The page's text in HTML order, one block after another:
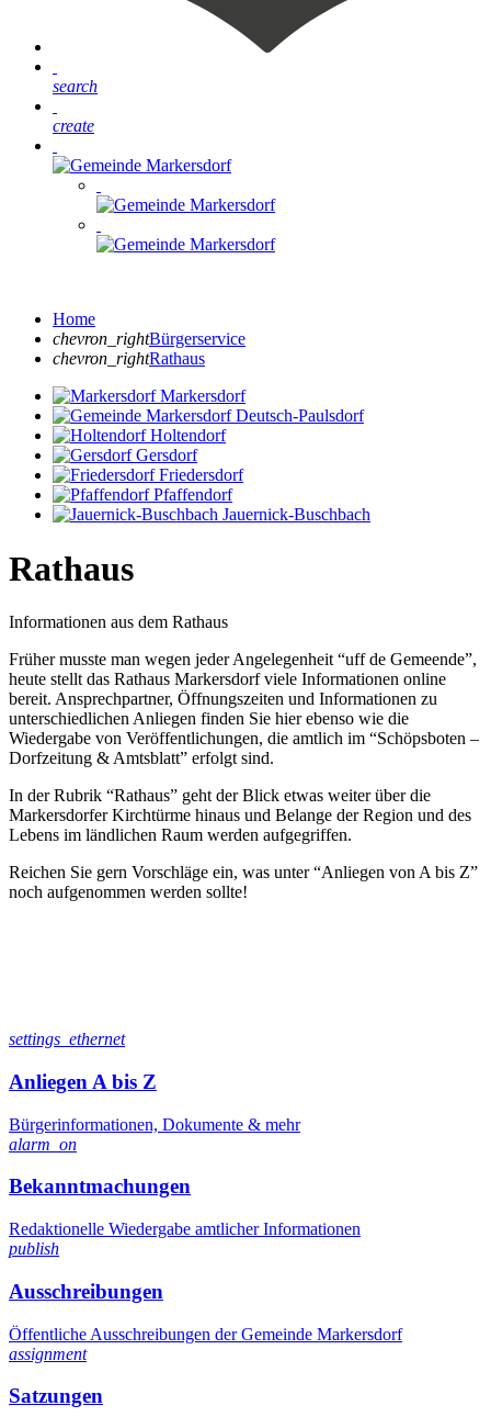
search
create
Home
chevron_rightBürgerservice
chevron_rightRathaus
Markersdorf
Deutsch-Paulsdorf
Holtendorf
Gersdorf
Friedersdorf
Pfaffendorf
Jauernick-Buschbach
Rathaus
Informationen aus dem Rathaus
Früher musste man wegen jeder Angelegenheit “uff de Gemeende”,
heute stellt das Rathaus Markersdorf viele Informationen online
bereit. Ansprechpartner, Öffnungszeiten und Informationen zu
unterschiedlichen Anliegen finden Sie hier ebenso wie die
Wiedergabe von Veröffentlichungen, die amtlich im “Schöpsboten –
Dorfzeitung & Amtsblatt” erfolgt sind.
In der Rubrik “Rathaus” geht der Blick etwas weiter über die
Markersdorfer Kirchtürme hinaus und Belange der Region und des
Lebens im ländlichen Raum werden aufgegriffen.
Reichen Sie gern Vorschläge ein, was unter “Anliegen von A bis Z”
noch aufgenommen werden sollte!
settings_ethernet
Anliegen A bis Z
Bürgerinformationen, Dokumente & mehr
alarm_on
Bekanntmachungen
Redaktionelle Wiedergabe amtlicher Informationen
publish
Ausschreibungen
Öffentliche Ausschreibungen der Gemeinde Markersdorf
assignment
Satzungen